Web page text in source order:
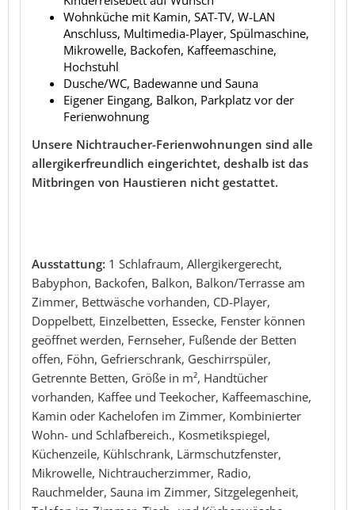
Wohnküche mit Kamin, SAT-TV, W-LAN
Anschluss, Multimedia-Player, Spülmaschine,
Mikrowelle, Backofen, Kaffeemaschine,
Hochstuhl
Dusche/WC, Badewanne und Sauna
Eigener Eingang, Balkon, Parkplatz vor der
Ferienwohnung
Unsere Nichtraucher-Ferienwohnungen sind alle
allergikerfreundlich eingerichtet, deshalb ist das
Mitbringen von Haustieren nicht gestattet.
Ausstattung: 1 Schlafraum, Allergikergerecht,
Babyphon, Backofen, Balkon, Balkon/Terrasse am
Zimmer, Bettwäsche vorhanden, CD-Player,
Doppelbett, Einzelbetten, Essecke, Fenster können
geöffnet werden, Fernseher, Fußende der Betten
offen, Föhn, Gefrierschrank, Geschirrspüler,
Getrennte Betten, Größe in m², Handtücher
vorhanden, Kaffee und Teekocher, Kaffeemaschine,
Kamin oder Kachelofen im Zimmer, Kombinierter
Wohn- und Schlafbereich., Kosmetikspiegel,
Küchenzeile, Kühlschrank, Lärmschutzfenster,
Mikrowelle, Nichtraucherzimmer, Radio,
Rauchmelder, Sauna im Zimmer, Sitzgelegenheit,